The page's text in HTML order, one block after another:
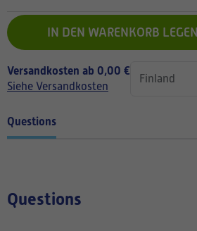
IN DEN WARENKORB LEGEN
Versandkosten ab 0,00 €
Siehe Versandkosten
Questions
Questions